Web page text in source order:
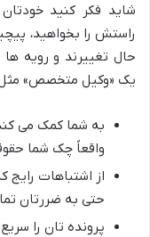
شاید فکر کنید
راستش را بخواهید،
حال تغییرند و رویه
یک «وکیل متخصص» مثل
به شما کمک می
واقعاً چک شما
از اشتباهات رایج
حتی به ضررتان
پرونده تان را